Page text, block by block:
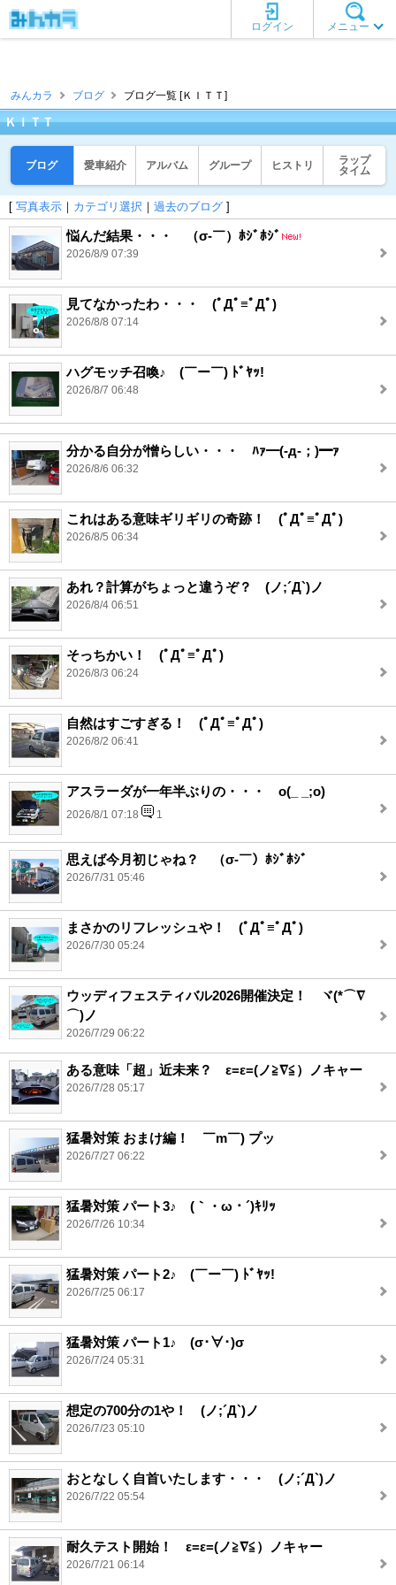
メニュー
ログイン
みんカラ ブログ ブログ一覧 [ＫＩＴＴ]
ＫＩＴＴ
ブログ 愛車紹介 アルバム グループ ヒストリ
ラップ
タイム
[ 写真表示 ｜ カテゴリ選択 ｜ 過去のブログ ]
悩んだ結果・・・ （σ‐￣）ﾎｼﾞﾎｼﾞ
2026/8/9 07:39
見てなかったわ・・・ (ﾟДﾟ≡ﾟДﾟ)
2026/8/8 07:14
ハグモッチ召喚♪ (￣ー￣) ﾄﾞﾔｯ!
2026/8/7 06:48
分かる自分が憎らしい・・・ ﾊｧ━(-д-；)━ｧ
2026/8/6 06:32
これはある意味ギリギリの奇跡！ (ﾟДﾟ≡ﾟДﾟ)
2026/8/5 06:34
あれ？計算がちょっと違うぞ？ (ノ;´Д`)ノ
2026/8/4 06:51
そっちかい！ (ﾟДﾟ≡ﾟДﾟ)
2026/8/3 06:24
自然はすごすぎる！ (ﾟДﾟ≡ﾟДﾟ)
2026/8/2 06:41
アスラーダが一年半ぶりの・・・ o(_ _;o)
2026/8/1 07:18 1
思えば今月初じゃね？ （σ‐￣）ﾎｼﾞﾎｼﾞ
2026/7/31 05:46
まさかのリフレッシュや！ (ﾟДﾟ≡ﾟДﾟ)
2026/7/30 05:24
ウッディフェスティバル2026開催決定！ ヾ(*⌒∇
⌒)ノ
2026/7/29 06:22
ある意味「超」近未来？ ε=ε=(ノ≧∇≦）ノキャー
2026/7/28 05:17
猛暑対策 おまけ編！ ￣m￣) プッ
2026/7/27 06:22
猛暑対策 パート3♪ (｀・ω・´)ｷﾘｯ
2026/7/26 10:34
猛暑対策 パート2♪ (￣ー￣) ﾄﾞﾔｯ!
2026/7/25 06:17
猛暑対策 パート1♪ (σ･∀･)σ
2026/7/24 05:31
想定の700分の1や！ (ノ;´Д`)ノ
2026/7/23 05:10
おとなしく自首いたします・・・ (ノ;´Д`)ノ
2026/7/22 05:54
耐久テスト開始！ ε=ε=(ノ≧∇≦）ノキャー
2026/7/21 06:14